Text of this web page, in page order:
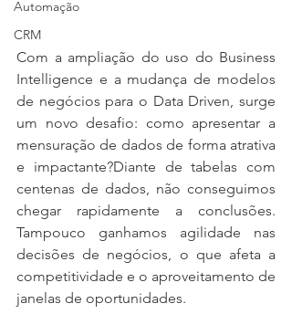
Automação
CRM
Com a ampliação do uso do Business
Intelligence e a mudança de modelos
de negócios para o Data Driven, surge
um novo desafio: como apresentar a
mensuração de dados de forma atrativa
e impactante?Diante de tabelas com
centenas de dados, não conseguimos
chegar rapidamente a conclusões.
Tampouco ganhamos agilidade nas
decisões de negócios, o que afeta a
competitividade e o aproveitamento de
janelas de oportunidades.